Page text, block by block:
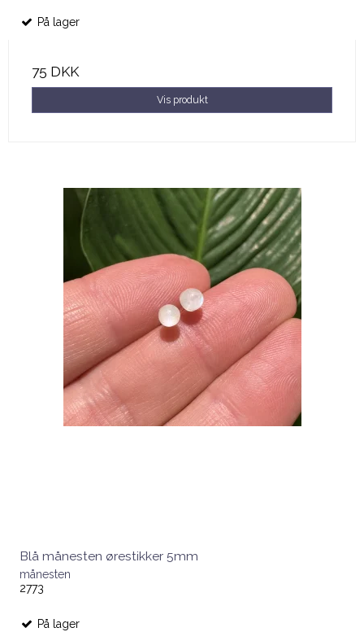
På lager
75 DKK
Vis produkt
Blå månesten ørestikker 5mm
månesten
2773
På lager